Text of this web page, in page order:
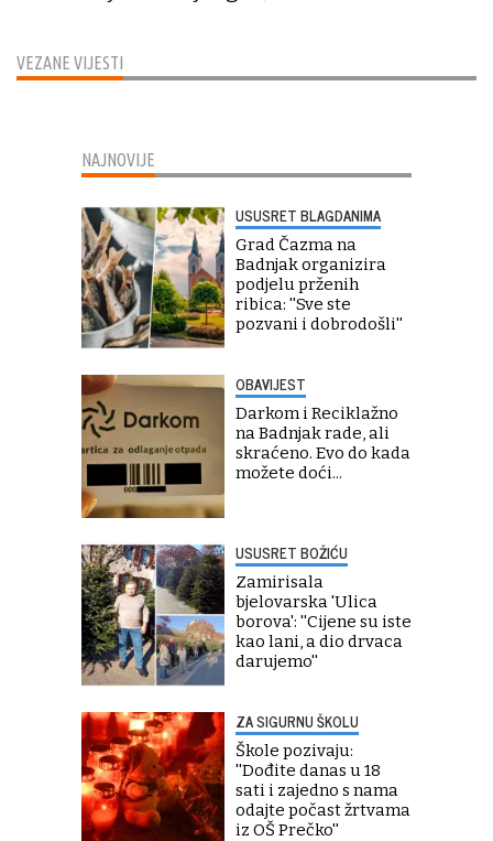
VEZANE VIJESTI
NAJNOVIJE
USUSRET BLAGDANIMA
Grad Čazma na
Badnjak organizira
podjelu prženih
ribica: ''Sve ste
pozvani i dobrodošli''
OBAVIJEST
Darkom i Reciklažno
na Badnjak rade, ali
skraćeno. Evo do kada
možete doći...
USUSRET BOŽIĆU
Zamirisala
bjelovarska 'Ulica
borova': ''Cijene su iste
kao lani, a dio drvaca
darujemo''
ZA SIGURNU ŠKOLU
Škole pozivaju:
''Dođite danas u 18
sati i zajedno s nama
odajte počast žrtvama
iz OŠ Prečko''